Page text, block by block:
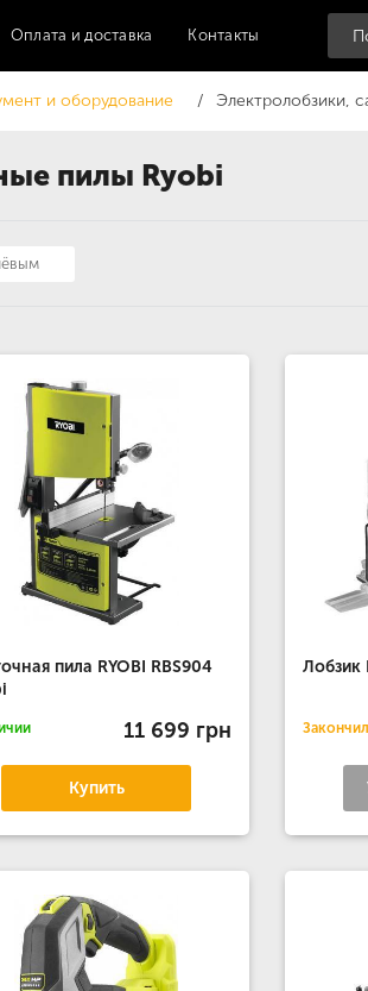
пилы Ryobi
Оплата и доставка Контакты
и оборудование Электролобзики,
пила RYOBI RBS904
11 699 грн
Купить
Лобзик